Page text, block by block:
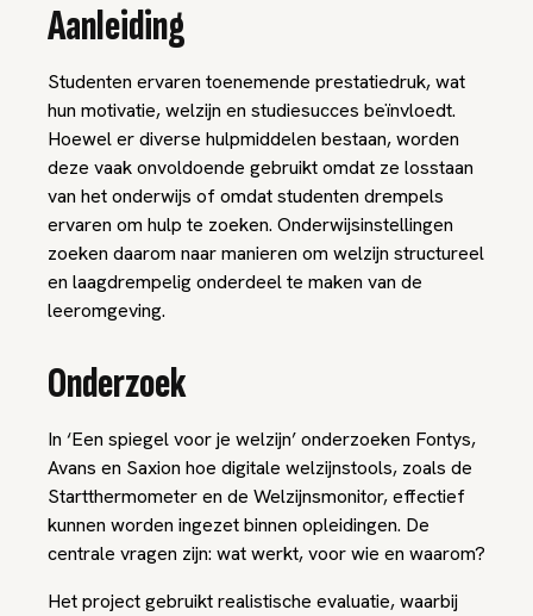
Aanleiding
Studenten ervaren toenemende prestatiedruk, wat
hun motivatie, welzijn en studiesucces beïnvloedt.
Hoewel er diverse hulpmiddelen bestaan, worden
deze vaak onvoldoende gebruikt omdat ze losstaan
van het onderwijs of omdat studenten drempels
ervaren om hulp te zoeken. Onderwijsinstellingen
zoeken daarom naar manieren om welzijn structureel
en laagdrempelig onderdeel te maken van de
leeromgeving.
Onderzoek
In ‘Een spiegel voor je welzijn’ onderzoeken Fontys,
Avans en Saxion hoe digitale welzijnstools, zoals de
Startthermometer en de Welzijnsmonitor, effectief
kunnen worden ingezet binnen opleidingen. De
centrale vragen zijn: wat werkt, voor wie en waarom?
Het project gebruikt realistische evaluatie, waarbij